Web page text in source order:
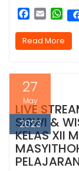
c
e
o
o
k
a
i
W
h
a
t
Read More
27
May
2023
LIVE
SISWI &
KELAS XII